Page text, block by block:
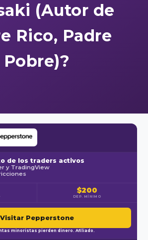
(Autor de
Rico, Padre
Pobre)?
de los traders activos
y TradingView
$200
DEP. MÍNIMO
Visitar Pepperstone
minoristas pierden dinero. Afiliado.